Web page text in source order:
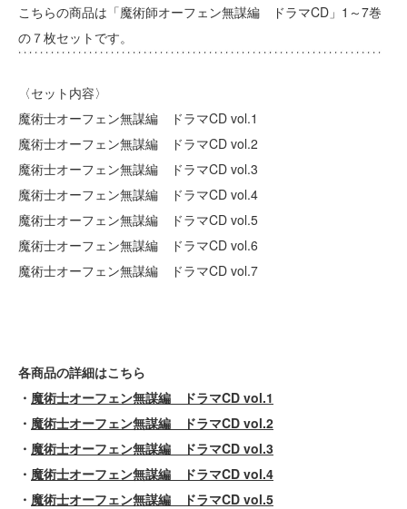
こちらの商品は「魔術師オーフェン無謀編 ドラマCD」1～7巻
の７枚セットです。
〈セット内容〉
魔術士オーフェン無謀編 ドラマCD vol.1
魔術士オーフェン無謀編 ドラマCD vol.2
魔術士オーフェン無謀編 ドラマCD vol.3
魔術士オーフェン無謀編 ドラマCD vol.4
魔術士オーフェン無謀編 ドラマCD vol.5
魔術士オーフェン無謀編 ドラマCD vol.6
魔術士オーフェン無謀編 ドラマCD vol.7
各商品の詳細はこちら
・ 魔術士オーフェン無謀編 ドラマCD vol.1
・ 魔術士オーフェン無謀編 ドラマCD vol.2
・ 魔術士オーフェン無謀編 ドラマCD vol.3
・ 魔術士オーフェン無謀編 ドラマCD vol.4
・ 魔術士オーフェン無謀編 ドラマCD vol.5